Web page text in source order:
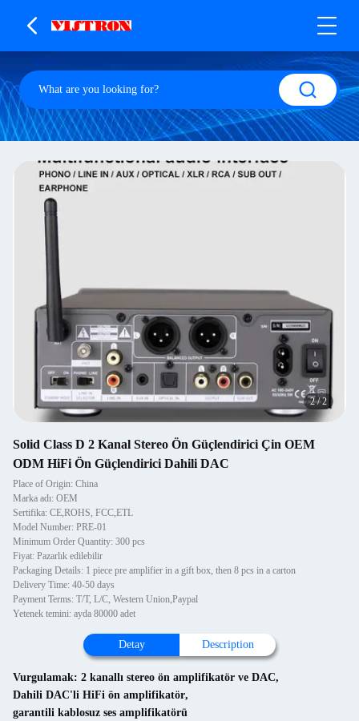
2/2
Solid Class D 2 Kanal Stereo Ön Güçlendirici Çin OEM
ODM HiFi Ön Güçlendirici Dahili DAC
Place of Origin: China
Marka adı: OEM
Sertifika: CE,ROHS, FCC,ETL
Model Number: PRE-01
Minimum Order Quantity: 300 pcs
Fiyat: Pazarlık edilebilir
Packaging Details: 1 piece pre amplifier in a gift box, then 8 pcs in a carton
Delivery Time: 40-50 days
Payment Terms: T/T, L/C, Western Union,Paypal
Yetenek temini: ayda 80000 adet
Detay Description
Vurgulamak: 2 kanallı stereo ön amplifikatör ve DAC,
Dahili DAC'li HiFi ön amplifikatör,
garantili kablosuz ses amplifikatörü